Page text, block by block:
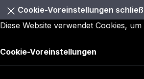
Cookie-Voreinstellungen
Diese Website verwendet Cookies,
Cookie-Voreinstellungen